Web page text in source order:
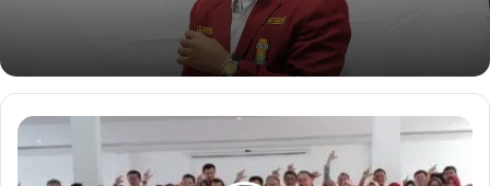
Jawa Barat digelar Secara
Hybrid
Musyawarah Wilayah
Muhammadiyah Jawa Barat